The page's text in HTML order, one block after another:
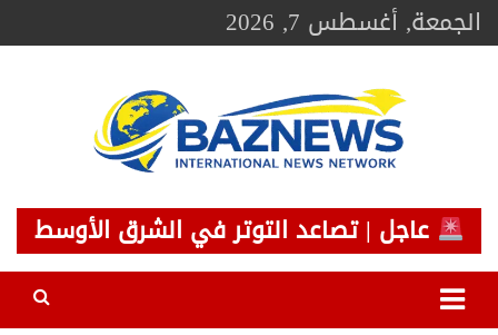
Skip
toالجمعة, أغسطس 7, 2026
BAZNEWS
شبكة باز الإخبارية
عاجل | تصاعد التوتر في الشرق الأوسط